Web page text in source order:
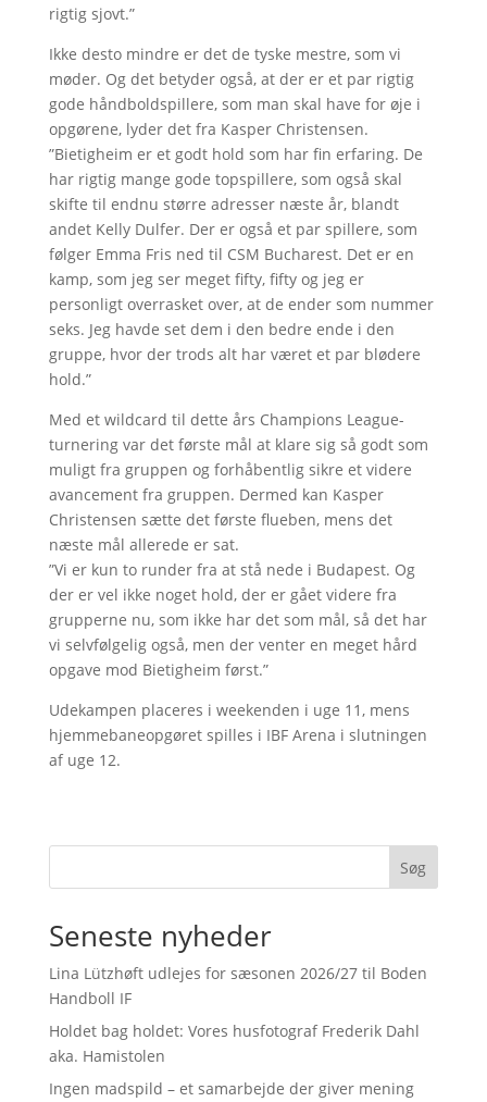
rigtig sjovt.”
Ikke desto mindre er det de tyske mestre, som vi
møder. Og det betyder også, at der er et par rigtig
gode håndboldspillere, som man skal have for øje i
opgørene, lyder det fra Kasper Christensen.
”Bietigheim er et godt hold som har fin erfaring. De
har rigtig mange gode topspillere, som også skal
skifte til endnu større adresser næste år, blandt
andet Kelly Dulfer. Der er også et par spillere, som
følger Emma Fris ned til CSM Bucharest. Det er en
kamp, som jeg ser meget fifty, fifty og jeg er
personligt overrasket over, at de ender som nummer
seks. Jeg havde set dem i den bedre ende i den
gruppe, hvor der trods alt har været et par blødere
hold.”
Med et wildcard til dette års Champions League-
turnering var det første mål at klare sig så godt som
muligt fra gruppen og forhåbentlig sikre et videre
avancement fra gruppen. Dermed kan Kasper
Christensen sætte det første flueben, mens det
næste mål allerede er sat.
”Vi er kun to runder fra at stå nede i Budapest. Og
der er vel ikke noget hold, der er gået videre fra
grupperne nu, som ikke har det som mål, så det har
vi selvfølgelig også, men der venter en meget hård
opgave mod Bietigheim først.”
Udekampen placeres i weekenden i uge 11, mens
hjemmebaneopgøret spilles i IBF Arena i slutningen
af uge 12.
Søg
Seneste nyheder
Lina Lützhøft udlejes for sæsonen 2026/27 til Boden
Handboll IF
Holdet bag holdet: Vores husfotograf Frederik Dahl
aka. Hamistolen
Ingen madspild – et samarbejde der giver mening